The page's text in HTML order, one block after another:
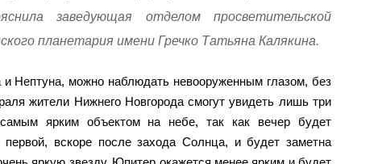
заведующая отделом просветительской
планетария имени Гречко Татьяна Калякина.
Нептуна, можно наблюдать невооруженным глазом, без
жители Нижнего Новгорода смогут увидеть лишь три
ярким объектом на небе, так как вечер будет
вскоре после захода Солнца, и будет заметна